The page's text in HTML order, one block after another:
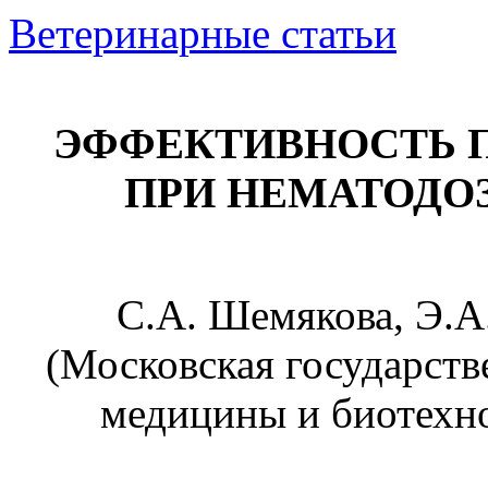
Ветеринарные статьи
ЭФФЕКТИВНОСТЬ
ПРИ
С.А. Шемякова,
(Московская
медицины и